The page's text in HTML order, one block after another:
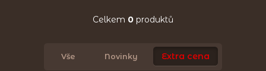
Celkem 0 produktů
Vše Novinky Extra cena